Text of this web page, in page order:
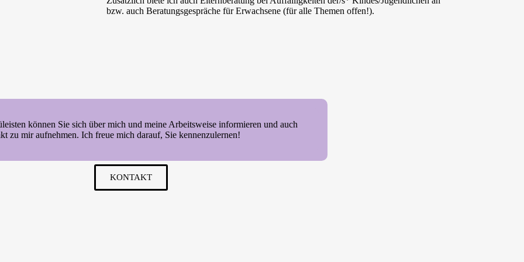
bzw. auch Beratungsgespräche für Erwachsene (für alle Themen offen!).
können Sie sich über mich und meine Arbeitsweise informieren und auch
zu mir aufnehmen. Ich freue mich darauf, Sie kennenzulernen!
KONTAKT